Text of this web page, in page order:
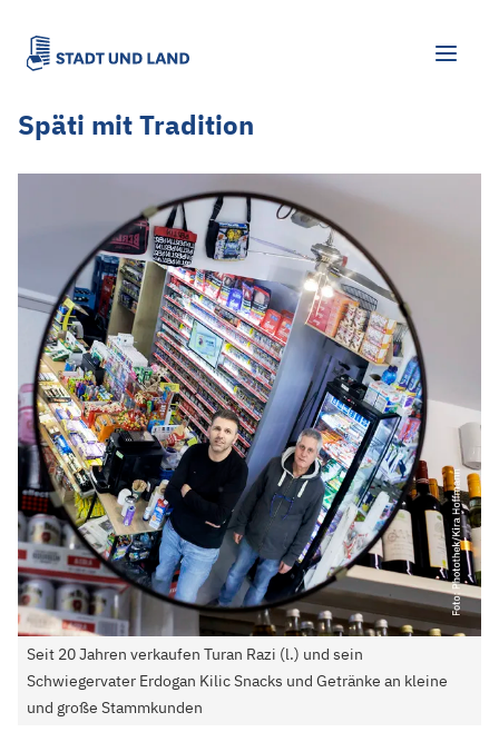
Späti mit Tradition
Seit 20 Jahren verkaufen Turan Razi (l.) und sein
Schwiegervater Erdogan Kilic Snacks und Getränke an kleine
und große Stammkunden